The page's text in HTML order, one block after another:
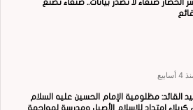
الحصار صنعاء لا تُصدر بيانات.. صنعاء تصنع
أسابيع
القائد: مظلومية الإمام الحسين عليه السلام
امتداد للإسلام الأصيل ومدرسة لمواجهة